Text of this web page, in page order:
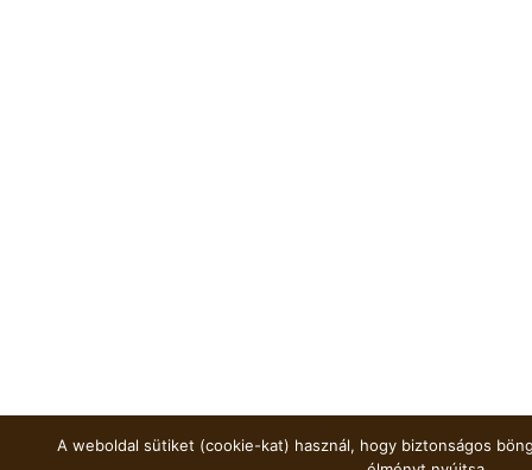
A weboldal sütiket (cookie-kat) használ, hogy biztonságos